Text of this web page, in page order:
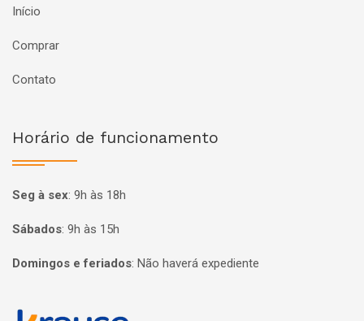
Início
Comprar
Contato
Horário de funcionamento
Seg à sex: 9h às 18h
Sábados: 9h às 15h
Domingos e feriados: Não haverá expediente
Página inicial